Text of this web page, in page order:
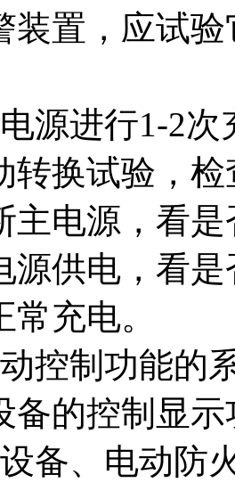
装置，应试
电源进行1-2
转换试验，
主电源，看
源供电，看
充电。
动控制功能
备的控制显
备、电动防